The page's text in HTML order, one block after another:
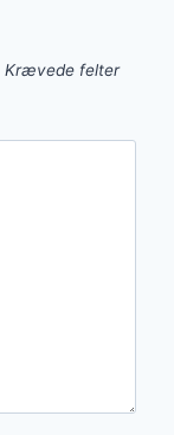
Krævede felter